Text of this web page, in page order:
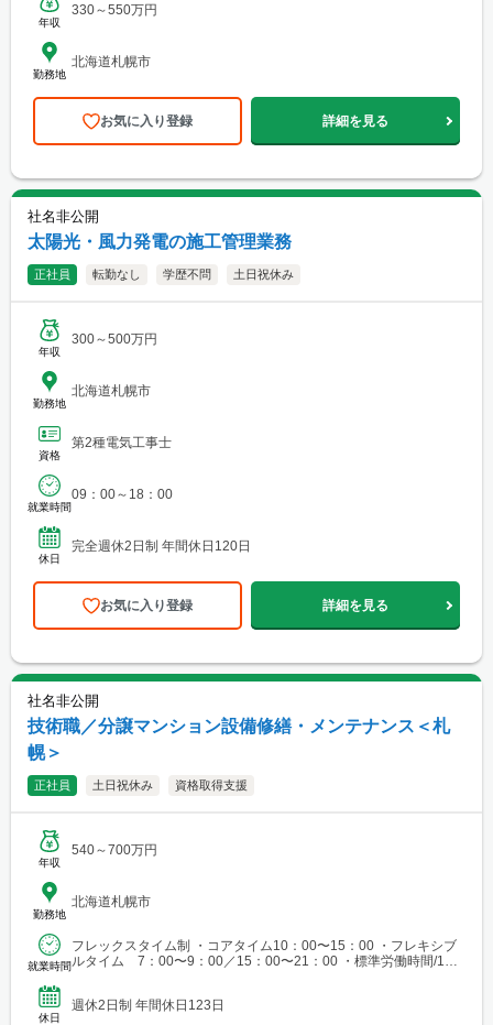
年収
330～550万円
勤務地
北海道札幌市
お気に入り登録 詳細を見る
社名非公開
太陽光・風力発電の施工管理業務
正社員 転勤なし 学歴不問 土日祝休み
年収
300～500万円
勤務地
北海道札幌市
資格
第2種電気工事士
就業時間
09：00～18：00
休日
完全週休2日制 年間休日120日
お気に入り登録 詳細を見る
社名非公開
技術職／分譲マンション設備修繕・メンテナンス＜札
幌＞
正社員 土日祝休み 資格取得支援
年収
540～700万円
勤務地
北海道札幌市
就業時間
フレックスタイム制 ・コアタイム10：00〜15：00 ・フレキシブ
ルタイム 7：00〜9：00／15：00〜21：00 ・標準労働時間/1日8
休日
週休2日制 年間休日123日